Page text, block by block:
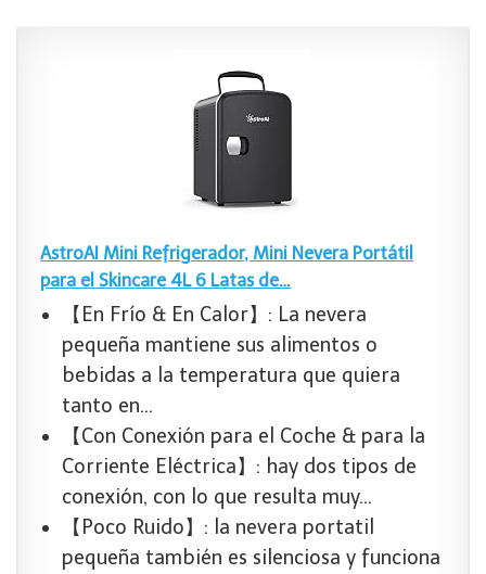
AstroAI Mini Refrigerador, Mini Nevera Portátil
para el Skincare 4L 6 Latas de…
【En Frío & En Calor】: La nevera
pequeña mantiene sus alimentos o
bebidas a la temperatura que quiera
tanto en…
【Con Conexión para el Coche & para la
Corriente Eléctrica】: hay dos tipos de
conexión, con lo que resulta muy…
【Poco Ruido】: la nevera portatil
pequeña también es silenciosa y funciona